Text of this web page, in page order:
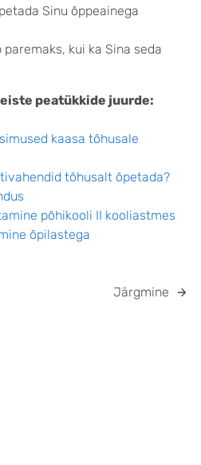
Sinu õppeainega
kui ka Sina seda
peatükkide juurde:
kaasa tõhusale
tõhusalt õpetada?
põhikooli II kooliastmes
õpilastega
Järgmine